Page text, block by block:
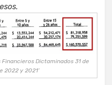
Financieros Dictaminados 31 de
2022 y 2021’